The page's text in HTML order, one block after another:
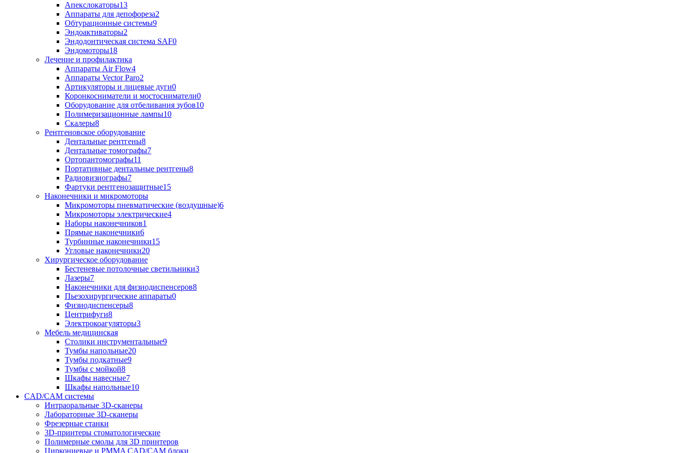
Апекслокаторы13
Аппараты для депофореза2
Обтурационные системы9
Эндоактиваторы2
Эндодонтическая система SAF0
Эндомоторы18
Лечение и профилактика
Аппараты Air Flow4
Аппараты Vector Paro2
Артикуляторы и лицевые дуги0
Коронкосниматели и мостосниматели0
Оборудование для отбеливания зубов10
Полимеризационные лампы10
Скалеры8
Рентгеновское оборудование
Дентальные рентгены8
Дентальные томографы7
Ортопантомографы11
Портативные дентальные рентгены8
Радиовизиографы7
Фартуки рентгенозащитные15
Наконечники и микромоторы
Микромоторы пневматические (воздушные)6
Микромоторы электрические4
Наборы наконечников1
Прямые наконечники6
Турбинные наконечники15
Угловые наконечники20
Хирургическое оборудование
Бестеневые потолочные светильники3
Лазеры7
Наконечники для физиодиспенсеров8
Пьезохирургические аппараты0
Физиодиспенсеры8
Центрифуги8
Электрокоагуляторы3
Мебель медицинская
Столики инструментальные9
Тумбы напольные20
Тумбы подкатные9
Тумбы с мойкой8
Шкафы навесные7
Шкафы напольные10
CAD/CAM системы
Интраоральные 3D-сканеры
Лабораторные 3D-сканеры
Фрезерные станки
3D-принтеры стоматологические
Полимерные смолы для 3D принтеров
Циркониевые и PMMA CAD/CAM блоки